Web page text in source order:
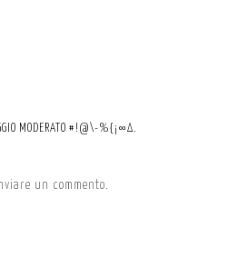
MODERATO #!@\-%{¡∞∆.
un commento.